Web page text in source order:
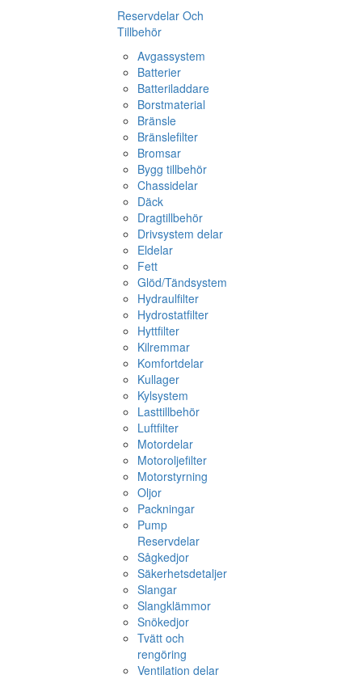
Reservdelar Och
Tillbehör
Avgassystem
Batterier
Batteriladdare
Borstmaterial
Bränsle
Bränslefilter
Bromsar
Bygg tillbehör
Chassidelar
Däck
Dragtillbehör
Drivsystem delar
Eldelar
Fett
Glöd/Tändsystem
Hydraulfilter
Hydrostatfilter
Hyttfilter
Kilremmar
Komfortdelar
Kullager
Kylsystem
Lasttillbehör
Luftfilter
Motordelar
Motoroljefilter
Motorstyrning
Oljor
Packningar
Pump
Reservdelar
Sågkedjor
Säkerhetsdetaljer
Slangar
Slangklämmor
Snökedjor
Tvätt och
rengöring
Ventilation delar